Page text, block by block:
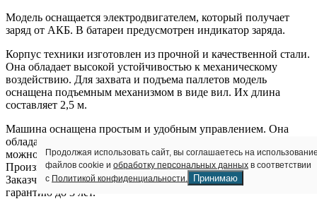
Модель оснащается электродвигателем, который получает
заряд от АКБ. В батареи предусмотрен индикатор заряда.
Корпус техники изготовлен из прочной и качественной стали.
Она обладает высокой устойчивостью к механическому
воздействию. Для захвата и подъема паллетов модель
оснащена подъемным механизмом в виде вил. Их длина
составляет 2,5 м.
Машина оснащена простым и удобным управлением. Она
обладает высокой маневренностью. С ее помощью грузы
можно безопасно и компактно складировать на стеллажи.
Производитель дает гарантию на оборудование – 1 год.
Заказчик может получить специальную расширенную
гарантию до 3 лет.
Продолжая использовать сайт, вы соглашаетесь на
файлов cookie и обработку персональных данных в соответствии
с Политикой конфиденциальности. Принимаю